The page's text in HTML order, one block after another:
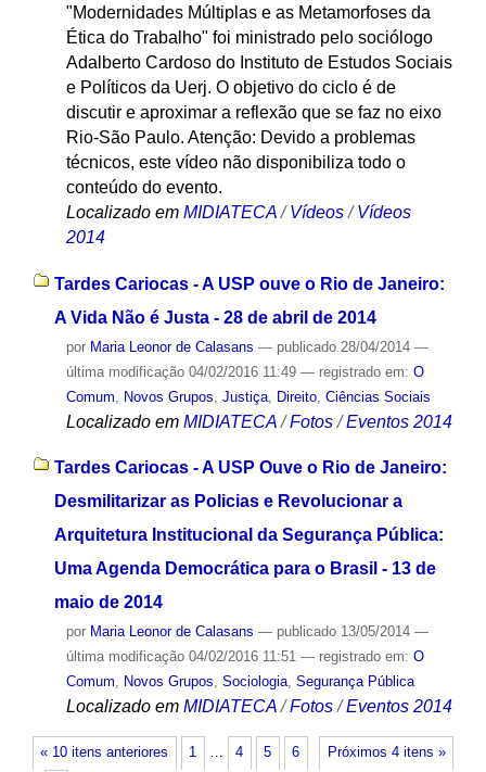
"Modernidades Múltiplas e as Metamorfoses da
Ética do Trabalho" foi ministrado pelo sociólogo
Adalberto Cardoso do Instituto de Estudos Sociais
e Políticos da Uerj. O objetivo do ciclo é de
discutir e aproximar a reflexão que se faz no eixo
Rio-São Paulo. Atenção: Devido a problemas
técnicos, este vídeo não disponibiliza todo o
conteúdo do evento.
Localizado em MIDIATECA /Vídeos /Vídeos
2014
Tardes Cariocas - A USP ouve o Rio de Janeiro:
A Vida Não é Justa - 28 de abril de 2014
por Maria Leonor de Calasans — publicado28/04/2014 —
última modificação04/02/2016 11:49 — registrado em: O
Comum
Novos Grupos Justiça, Direito, Ciências Sociais
Localizado em MIDIATECA /Fotos /Eventos 2014
Tardes Cariocas - A USP Ouve o Rio de Janeiro:
Desmilitarizar as Policias e Revolucionar a
Arquitetura Institucional da Segurança Pública:
Uma Agenda Democrática para o Brasil - 13 de
maio de 2014
por Maria Leonor de Calasans — publicado13/05/2014 —
última modificação04/02/2016 11:51 — registrado em: O
Comum, Novos Grupos, Sociologia, Segurança Pública
Localizado em MIDIATECA /Fotos /Eventos 2014
« 10 itens anteriores Próximos 4 itens »
1 … 4 5 6